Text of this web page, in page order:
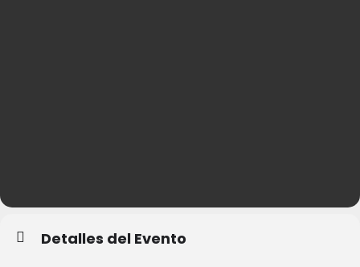
Detalles del Evento